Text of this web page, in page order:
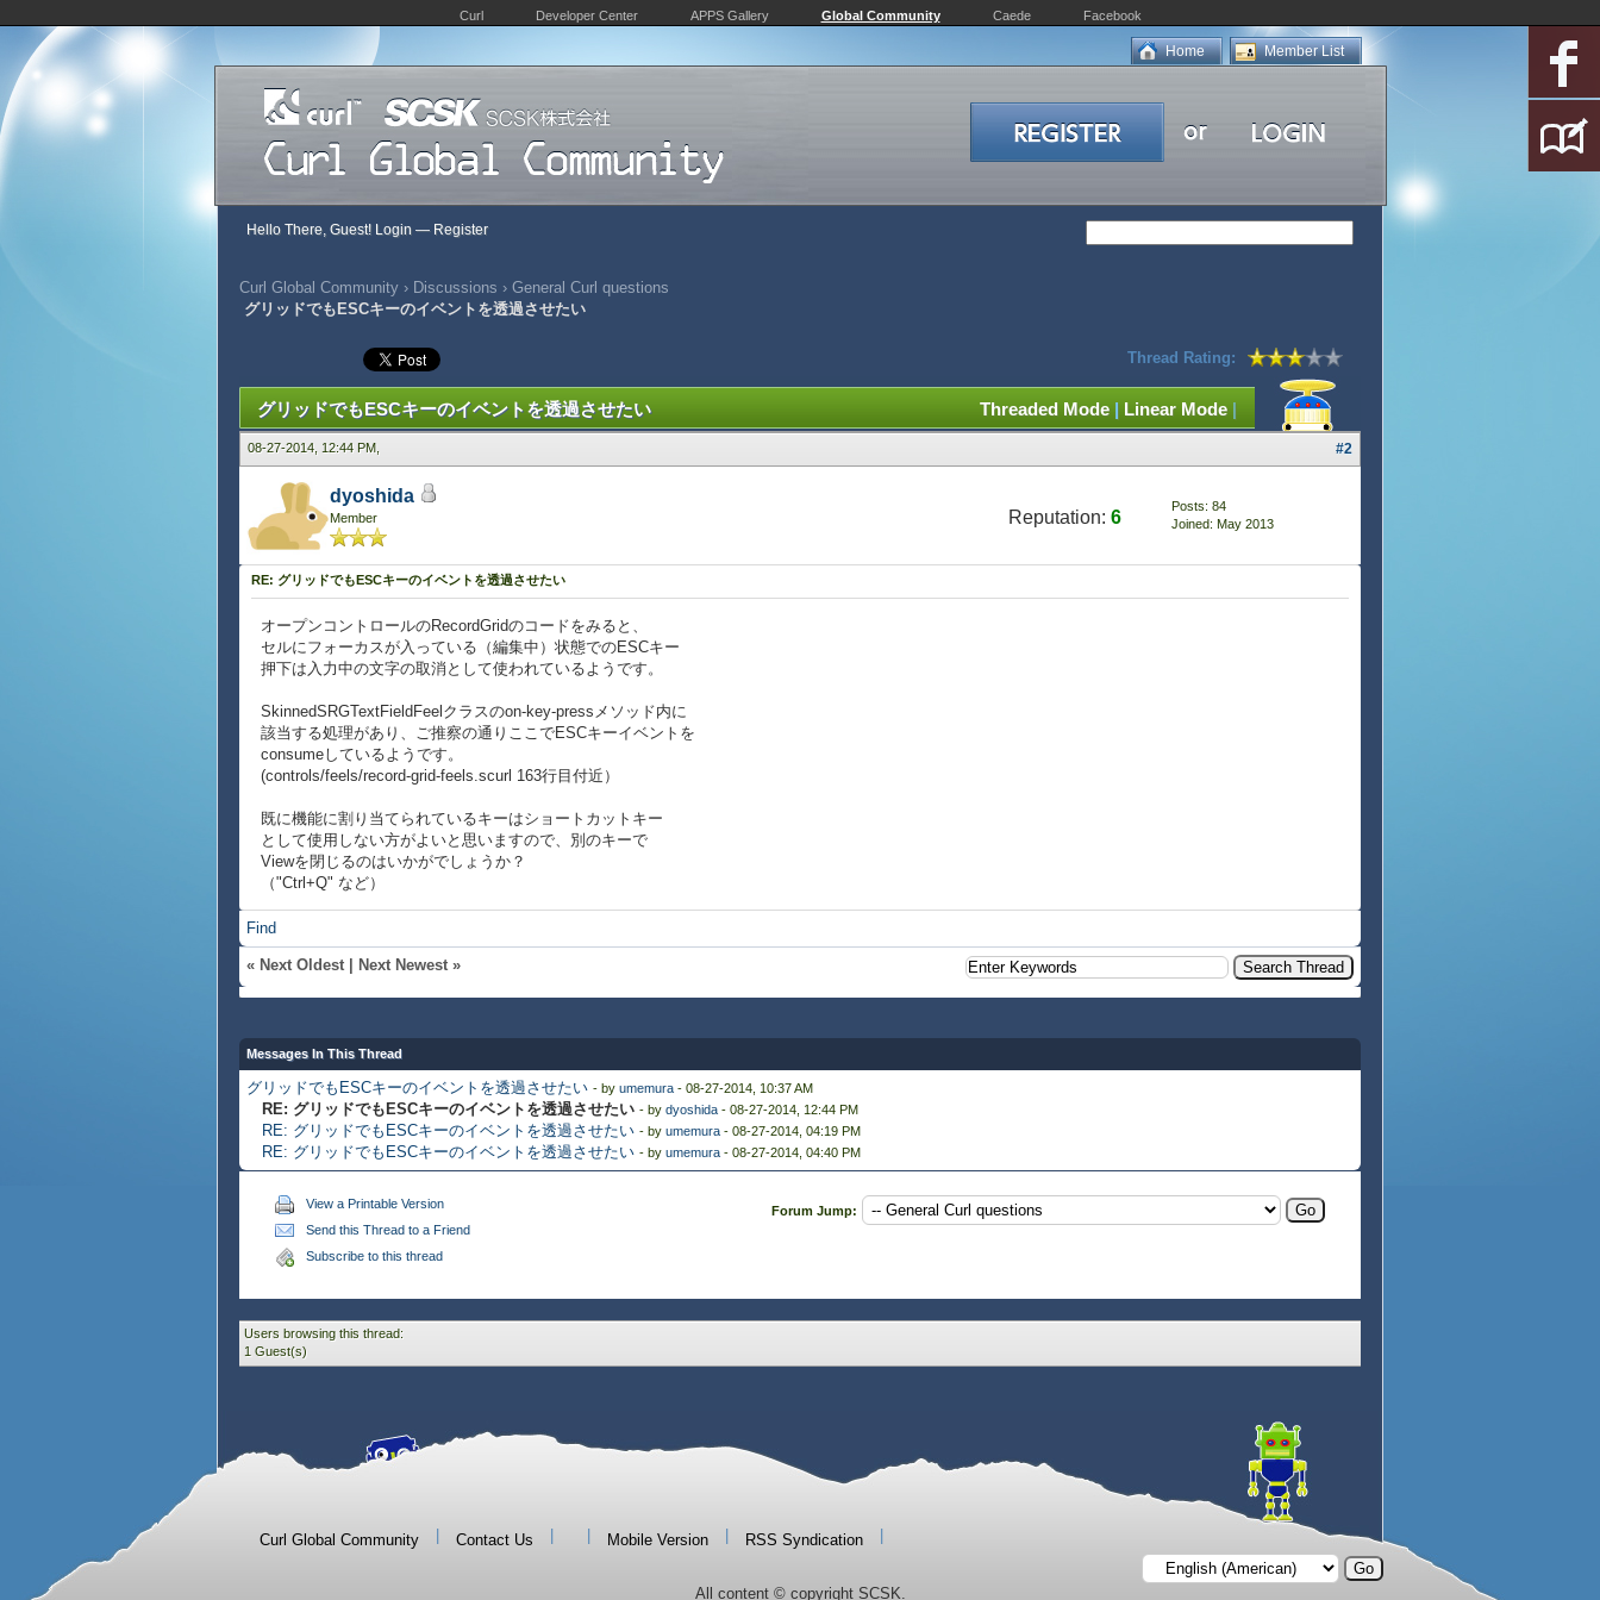
Curl Developer Center APPS Gallery Global Community Caede Facebook
Member List
Home
Hello There, Guest! Login — Register
Curl Global Community › Discussions › General Curl questions
グリッドでもESCキーのイベントを透過させたい
Thread Rating:
Threaded Mode | Linear Mode |
グリッドでもESCキーのイベントを透過させたい
08-27-2014, 12:44 PM, #2
dyoshida
Member Reputation: 6
Posts: 84
Joined: May 2013
RE: グリッドでもESCキーのイベントを透過させたい
オープンコントロールのRecordGridのコードをみると、
セルにフォーカスが入っている（編集中）状態でのESCキー
押下は入力中の文字の取消として使われているようです。
SkinnedSRGTextFieldFeelクラスのon-key-pressメソッド内に
該当する処理があり、ご推察の通りここでESCキーイベントを
consumeしているようです。
(controls/feels/record-grid-feels.scurl 163行目付近）
既に機能に割り当てられているキーはショートカットキー
として使用しない方がよいと思いますので、別のキーで
Viewを閉じるのはいかがでしょうか？
（"Ctrl+Q" など）
Find
« Next Oldest Next Newest »
Messages In This Thread
グリッドでもESCキーのイベントを透過させたい - by umemura - 08-27-2014, 10:37 AM
RE: グリッドでもESCキーのイベントを透過させたい - by dyoshida - 08-27-2014, 12:44 PM
RE: グリッドでもESCキーのイベントを透過させたい - by umemura - 08-27-2014, 04:19 PM
RE: グリッドでもESCキーのイベントを透過させたい - by umemura - 08-27-2014, 04:40 PM
View a Printable Version
Send this Thread to a Friend
Subscribe to this thread
Forum Jump:
Users browsing this thread:
1 Guest(s)
Curl Global Community Contact Us Mobile Version RSS Syndication
All content © copyright SCSK.